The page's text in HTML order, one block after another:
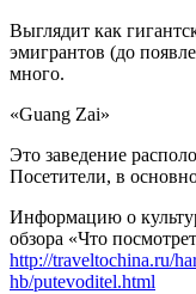
Выглядит как
эмигрантов (до
много.
«Guang Zai»
Это заведение
Посетители, в
Информацию о
обзора «Что
http://traveltochina.ru/
hb/putevoditel.html